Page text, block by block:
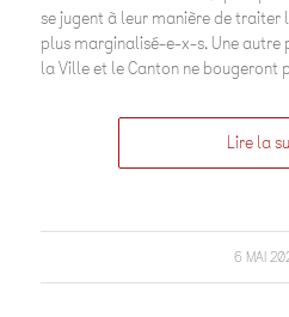
se jugent à leur manière de traiter
plus marginalisé-e-x-s. Une autre
la Ville et le Canton ne bougeront
Lire la
6 MAI